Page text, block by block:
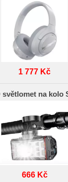
1 777 Kč
světlomet na kolo
666 Kč